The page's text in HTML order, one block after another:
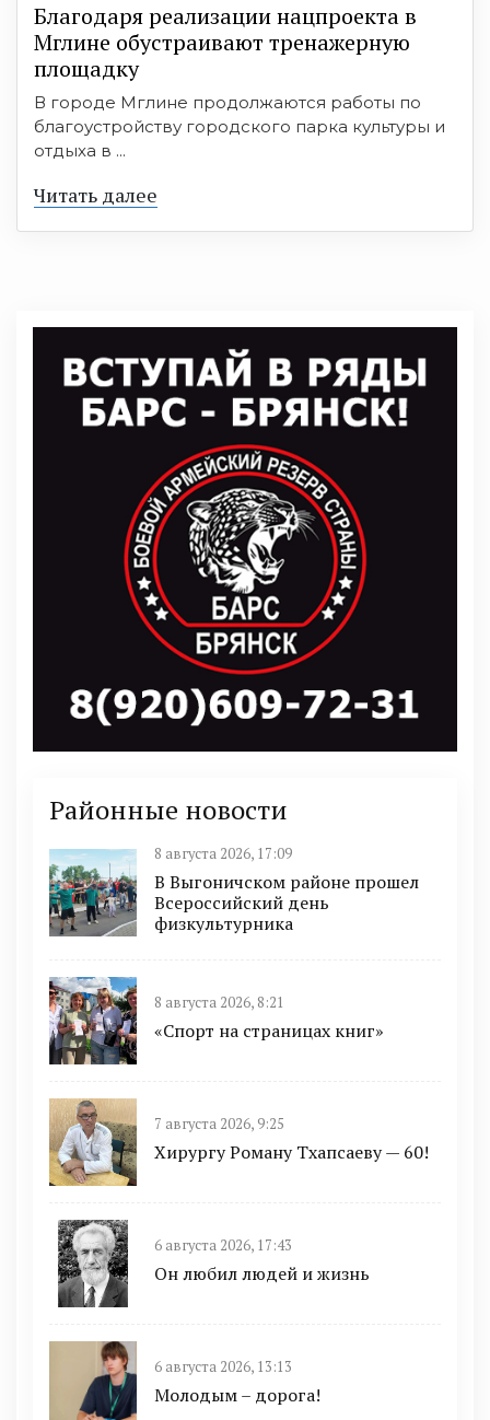
Благодаря реализации нацпроекта в
Мглине обустраивают тренажерную
площадку
В городе Мглине продолжаются работы по
благоустройству городского парка культуры и
отдыха в ...
Читать далее
Районные новости
8 августа 2026, 17:09
В Выгоничском районе прошел
Всероссийский день
физкультурника
8 августа 2026, 8:21
«Спорт на страницах книг»
7 августа 2026, 9:25
Хирургу Роману Тхапсаеву — 60!
6 августа 2026, 17:43
Он любил людей и жизнь
6 августа 2026, 13:13
Молодым – дорога!